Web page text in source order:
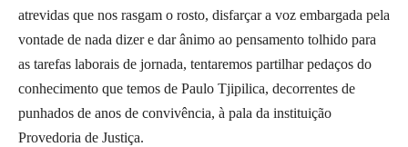
atrevidas que nos rasgam o rosto, disfarçar a voz embargada pela
vontade de nada dizer e dar ânimo ao pensamento tolhido para
as tarefas laborais de jornada, tentaremos partilhar pedaços do
conhecimento que temos de Paulo Tjipilica, decorrentes de
punhados de anos de convivência, à pala da instituição
Provedoria de Justiça.